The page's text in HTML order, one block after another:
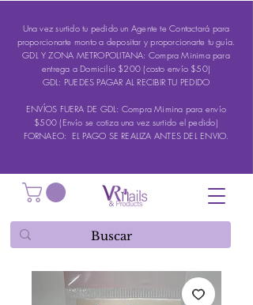
Una vez surtido tu pedido un Agente te Contactará para
proporcionarte monto a depositar y proporcionarte tu guía.
GDL Y ZONA METROPOLITANA: Compra Minima para
entrega a Domicilio $200 (costo envío $50)
GDL: PUEDES PAGAR AL RECIBIR TU PEDIDO
ENVÍOS FUERA DE GDL: Compra Mimina para envío
$500 (Envío se cotiza una vez surtido el pedido)
FORNAEO: EL PAGO SE REALIZA ANTES DEL ENVIO.